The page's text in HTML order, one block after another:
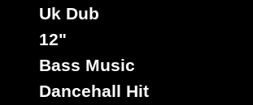
Uk Dub
12"
Bass Music
Dancehall Hit